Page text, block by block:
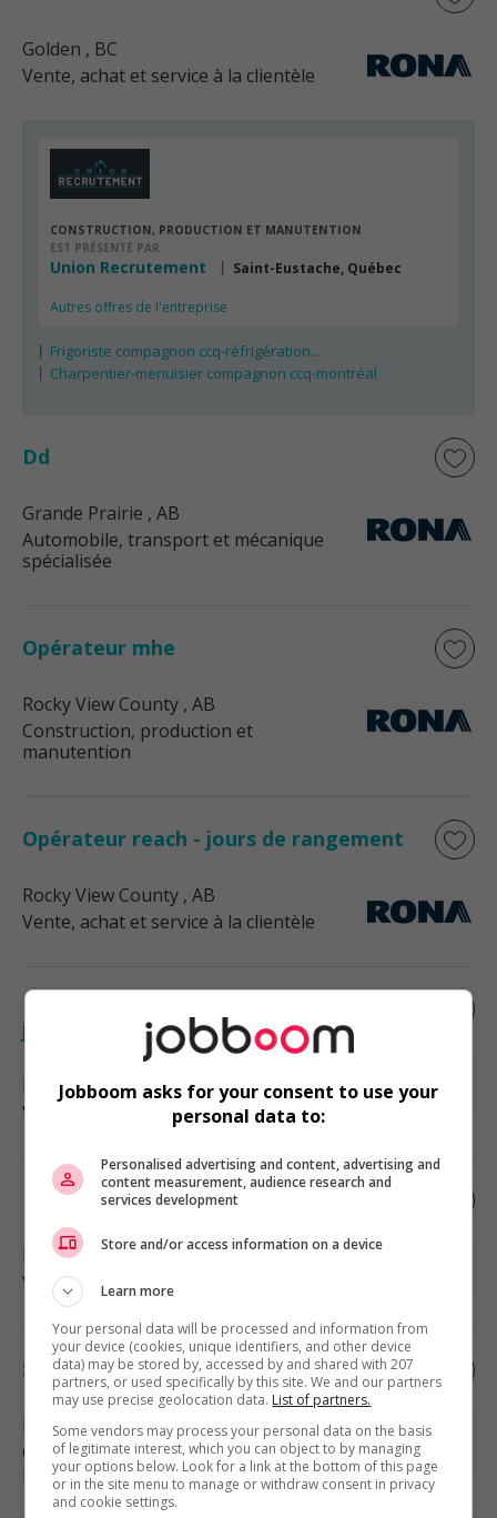
Golden , BC
Vente, achat et service à la clientèle
CONSTRUCTION, PRODUCTION ET MANUTENTION
EST PRÉSENTÉ PAR
Union Recrutement Saint-Eustache, Québec
Autres offres de l'entreprise
Frigoriste compagnon ccq-réfrigération...
Charpentier-menuisier compagnon ccq-montréal
Dd
Grande Prairie , AB
Automobile, transport et mécanique
spécialisée
Opérateur mhe
Rocky View County , AB
Construction, production et
manutention
Opérateur reach - jours de rangement
Rocky View County , AB
Vente, achat et service à la clientèle
jours
Rocky View County, AB
Vente, achat et service à la clientèle
Membre de l'équipe, assainissement - pm
Rocky View County, AB
Vente, achat et service à la clientèle
Superviseur, opérations - am
Rocky View County, AB
Construction, production et
manutention
Jobboom asks for your consent to use your
personal data to:
Personalised advertising and content, advertising and
content measurement, audience research and
services development
Store and/or access information on a device
Learn more
Your personal data will be processed and information from
your device (cookies, unique identifiers, and other device
data) may be stored by, accessed by and shared with 207
partners, or used specifically by this site. We and our partners
may use precise geolocation data. List of partners.
Some vendors may process your personal data on the basis
of legitimate interest, which you can object to by managing
your options below. Look for a link at the bottom of this page
or in the site menu to manage or withdraw consent in privacy
and cookie settings.